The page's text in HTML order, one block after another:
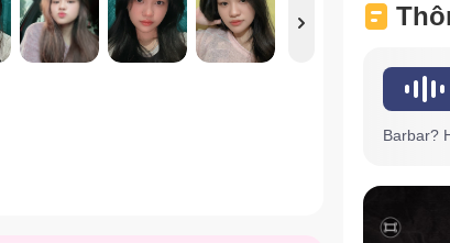
Barbar?